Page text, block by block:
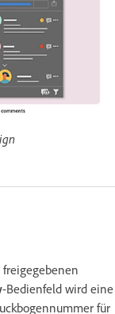
-Bedienfeld wird eine
für